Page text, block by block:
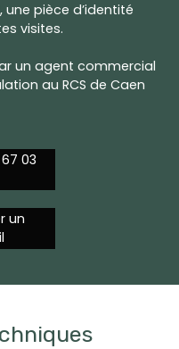
une pièce d’identité
visites.
un agent commercial
au RCS de Caen
03
un